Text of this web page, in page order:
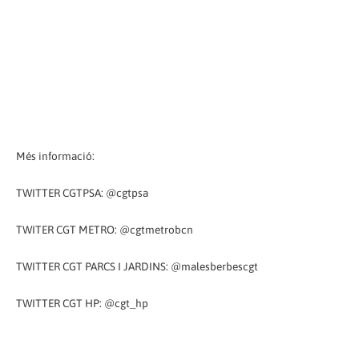
Més informació:
TWITTER CGTPSA: @cgtpsa
TWITER CGT METRO: @cgtmetrobcn
TWITTER CGT PARCS I JARDINS: @malesberbescgt
TWITTER CGT HP: @cgt_hp